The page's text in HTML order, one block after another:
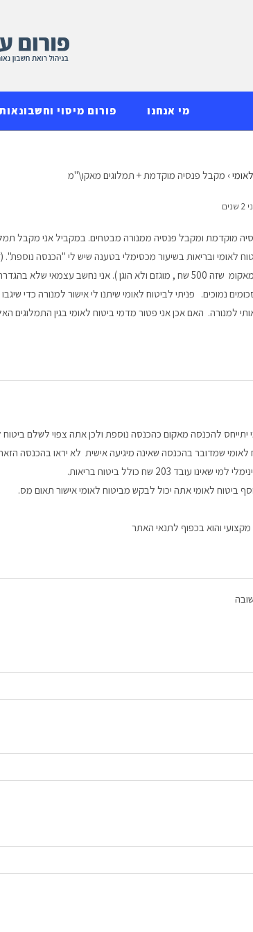
מי אנחנו פורום מיסוי
› מקבל פנסיה מוקדמת + תמלוגים מאקו\"מ
לאומי ובריאות בשיעור מכסימלי בטענה שיש לי "הכנסה נוספת".
כ- 290 שח בגין התמלוגים מאקומ שזה 500 שח , מוגזם ולא הוגן ). אני
נמוכים. פניתי לביטוח לאומי שיתנו לי אישור למנורה כדי
למנורה. האם אכן אני פטור מדמי ביטוח לאומי בגין
יתייחס להכנסה מאקום כהכנסה נוספת ולכן אתה צפוי לשלם ביטוח
שמדובר בהכנסה שאינה מיגיעה אישית לא יראו בהכנסה
עובד 203 שח כולל ביטוח בריאות.
ביטוח לאומי אתה יכול לבקש מביטוח לאומי אישור תאום מס.
מקצועי והוא בכפוף לתנאי האתר